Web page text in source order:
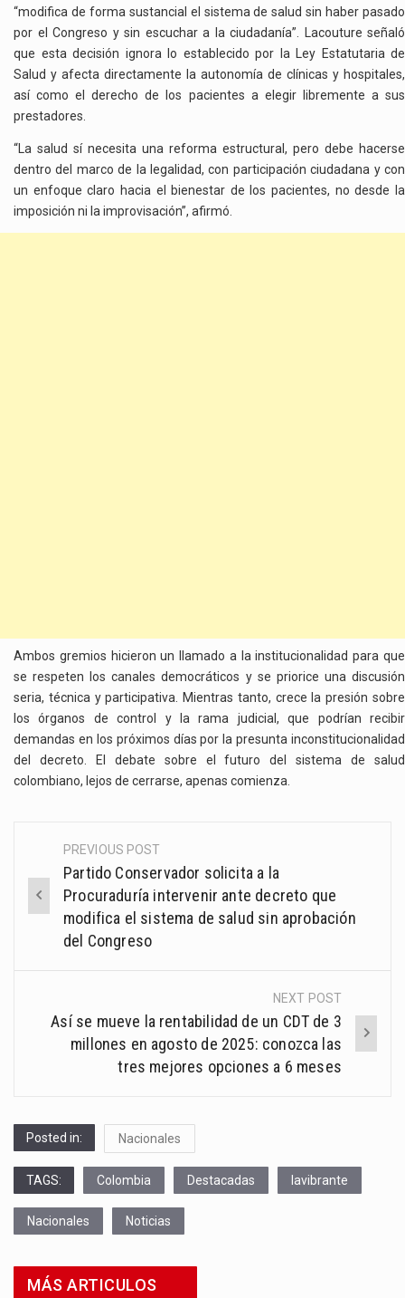
“modifica de forma sustancial el sistema de salud sin haber pasado
por el Congreso y sin escuchar a la ciudadanía”. Lacouture señaló
que esta decisión ignora lo establecido por la Ley Estatutaria de
Salud y afecta directamente la autonomía de clínicas y hospitales,
así como el derecho de los pacientes a elegir libremente a sus
prestadores.
“La salud sí necesita una reforma estructural, pero debe hacerse
dentro del marco de la legalidad, con participación ciudadana y con
un enfoque claro hacia el bienestar de los pacientes, no desde la
imposición ni la improvisación”, afirmó.
Ambos gremios hicieron un llamado a la institucionalidad para que
se respeten los canales democráticos y se priorice una discusión
seria, técnica y participativa. Mientras tanto, crece la presión sobre
los órganos de control y la rama judicial, que podrían recibir
demandas en los próximos días por la presunta inconstitucionalidad
del decreto. El debate sobre el futuro del sistema de salud
colombiano, lejos de cerrarse, apenas comienza.
Post
navigation
PREVIOUS POST
Partido Conservador solicita a la
Procuraduría intervenir ante decreto que
modifica el sistema de salud sin aprobación
del Congreso
NEXT POST
Así se mueve la rentabilidad de un CDT de 3
millones en agosto de 2025: conozca las
tres mejores opciones a 6 meses
Posted in: Nacionales
TAGS: Colombia Destacadas lavibrante
Nacionales Noticias
MÁS ARTICULOS